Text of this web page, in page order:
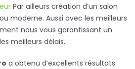
Par ailleurs création d’un salon
moderne. Aussi avec les meilleurs
nous vous garantissant un
meilleurs délais.
a obtenu d’excellents résultats